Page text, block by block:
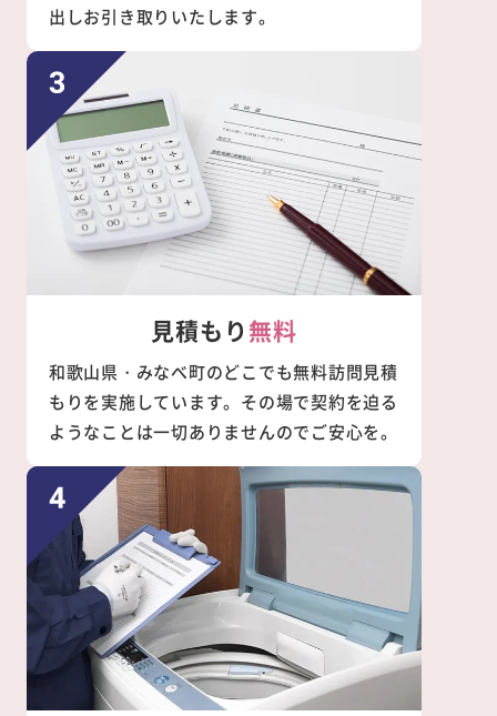
出しお引き取りいたします。
見積もり 無料
和歌山県・みなべ町のどこでも無料訪問見積
もりを実施しています。その場で契約を迫る
ようなことは一切ありませんのでご安心を。